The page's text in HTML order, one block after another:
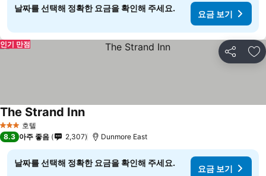
날짜를 선택해 정확한 요금을 확인해 주세요.
요금 보기
공유 즐
인기 만점
3 성급 호텔
The Strand Inn
8.3 아주 좋음 2,307 Dunmore East
날짜를 선택해 정확한 요금을 확인해 주세요.
요금 보기